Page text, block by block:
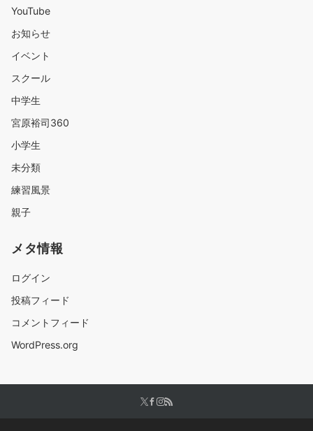
YouTube
お知らせ
イベント
スクール
中学生
宮原裕司360
小学生
未分類
練習風景
親子
メタ情報
ログイン
投稿フィード
コメントフィード
WordPress.org